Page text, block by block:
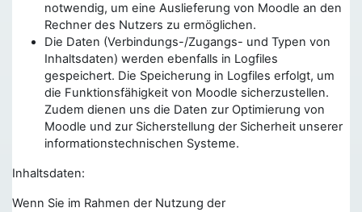
notwendig, um eine Auslieferung von Moodle an den
Rechner des Nutzers zu ermöglichen.
Die Daten (Verbindungs-/Zugangs- und Typen von
Inhaltsdaten) werden ebenfalls in Logfiles
gespeichert. Die Speicherung in Logfiles erfolgt, um
die Funktionsfähigkeit von Moodle sicherzustellen.
Zudem dienen uns die Daten zur Optimierung von
Moodle und zur Sicherstellung der Sicherheit unserer
informationstechnischen Systeme.
Inhaltsdaten:
Wenn Sie im Rahmen der Nutzung der